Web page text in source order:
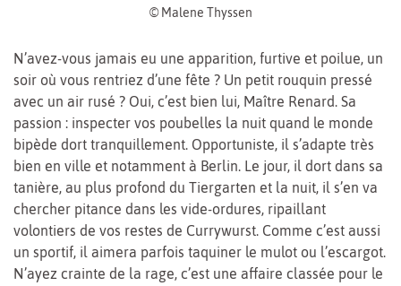
© Malene Thyssen
N’avez-vous jamais eu une apparition, furtive et poilue, un
soir où vous rentriez d’une fête ? Un petit rouquin pressé
avec un air rusé ? Oui, c’est bien lui, Maître Renard. Sa
passion : inspecter vos poubelles la nuit quand le monde
bipède dort tranquillement. Opportuniste, il s’adapte très
bien en ville et notamment à Berlin. Le jour, il dort dans sa
tanière, au plus profond du Tiergarten et la nuit, il s’en va
chercher pitance dans les vide-ordures, ripaillant
volontiers de vos restes de Currywurst. Comme c’est aussi
un sportif, il aimera parfois taquiner le mulot ou l’escargot.
N’ayez crainte de la rage, c’est une affaire classée pour le